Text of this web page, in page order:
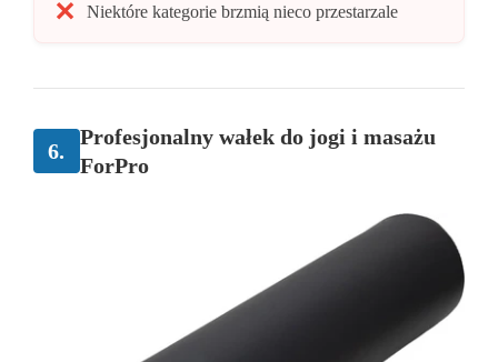
Niektóre kategorie brzmią nieco przestarzale
6.
Profesjonalny wałek do jogi i masażu
ForPro